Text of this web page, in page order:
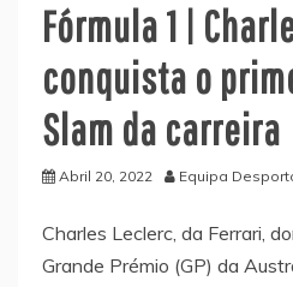
Fórmula 1 |
conquista o
Slam da carreira
Abril 20, 2022 Equipa
Charles Leclerc, da Ferrari,
Grande Prémio (GP) da